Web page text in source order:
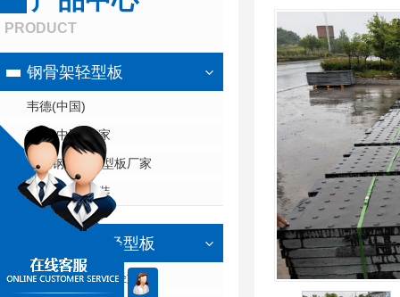
PRODUCT
钢骨架轻型板
韦德(中国)
韦德(中国)厂家
浙江钢骨架轻型板厂家
韦德(中国)安装
钢骨架膨石轻型板
河南钢骨架膨石轻型板